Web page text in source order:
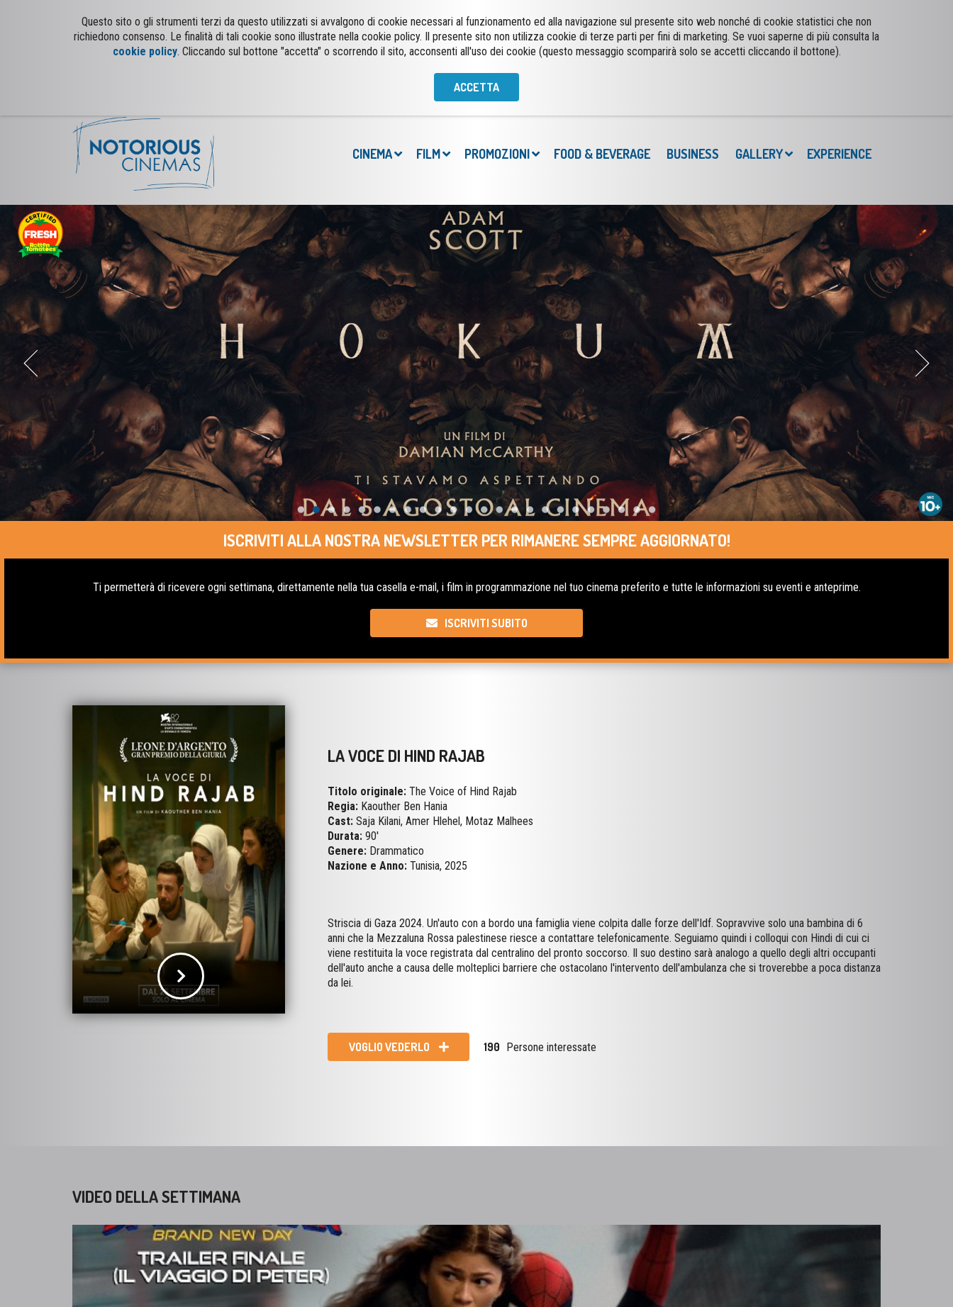
Questo sito o gli strumenti terzi da questo utilizzati si avvalgono di cookie necessari al funzionamento ed alla navigazione sul presente sito web nonché di cookie statistici che non
richiedono consenso. Le finalità di tali cookie sono illustrate nella cookie policy. Il presente sito non utilizza cookie di terze parti per fini di marketing. Se vuoi saperne di più consulta la
cookie policy. Cliccando sul bottone "accetta" o scorrendo il sito, acconsenti all'uso dei cookie (questo messaggio scomparirà solo se accetti cliccando il bottone).
ACCETTA
CINEMA FILM PROMOZIONI FOOD & BEVERAGE BUSINESS GALLERY EXPERIENCE
ISCRIVITI ALLA NOSTRA NEWSLETTER PER RIMANERE SEMPRE AGGIORNATO!
Ti permetterà di ricevere ogni settimana, direttamente nella tua casella e-mail, i film in programmazione nel tuo cinema preferito e tutte le informazioni su eventi e anteprime.
ISCRIVITI SUBITO
LA VOCE DI HIND RAJAB
Titolo originale: The Voice of Hind Rajab
Regia: Kaouther Ben Hania
Cast: Saja Kilani, Amer Hlehel, Motaz Malhees
Durata: 90'
Genere: Drammatico
Nazione e Anno: Tunisia, 2025
Striscia di Gaza 2024. Un'auto con a bordo una famiglia viene colpita dalle forze dell'Idf. Sopravvive solo una bambina di 6
anni che la Mezzaluna Rossa palestinese riesce a contattare telefonicamente. Seguiamo quindi i colloqui con Hindi di cui ci
viene restituita la voce registrata dal centralino del pronto soccorso. Il suo destino sarà analogo a quello degli altri occupanti
dell'auto anche a causa delle molteplici barriere che ostacolano l'intervento dell'ambulanza che si troverebbe a poca distanza
da lei.
VOGLIO VEDERLO 190 Persone interessate
VIDEO DELLA SETTIMANA